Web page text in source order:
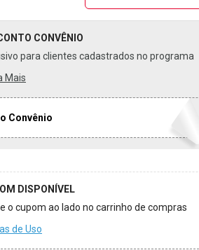
CONVÊNIO
para clientes cadastrados no programa
Mais
Convênio
DISPONÍVEL
o cupom ao lado no carrinho de compras
de Uso